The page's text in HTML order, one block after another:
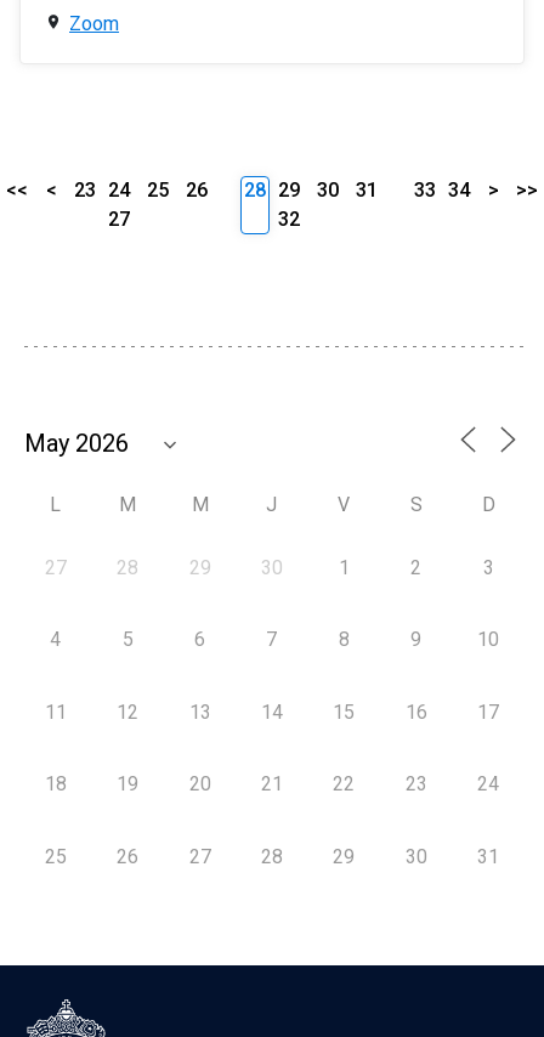
Zoom
<< < 23 24 25
26
27
28 29 30
31
32
33 34 > >>
L M M J V S D
27 28 29 30 1 2 3
4 5 6 7 8 9 10
11 12 13 14 15 16 17
18 19 20 21 22 23 24
25 26 27 28 29 30 31